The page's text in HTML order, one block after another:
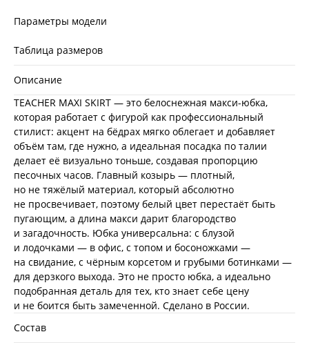
Параметры модели
Таблица размеров
Описание
TEACHER MAXI SKIRT — это белоснежная макси-юбка,
которая работает с фигурой как профессиональный
стилист: акцент на бёдрах мягко облегает и добавляет
объём там, где нужно, а идеальная посадка по талии
делает её визуально тоньше, создавая пропорцию
песочных часов. Главный козырь — плотный,
но не тяжёлый материал, который абсолютно
не просвечивает, поэтому белый цвет перестаёт быть
пугающим, а длина макси дарит благородство
и загадочность. Юбка универсальна: с блузой
и лодочками — в офис, с топом и босоножками —
на свидание, с чёрным корсетом и грубыми ботинками —
для дерзкого выхода. Это не просто юбка, а идеально
подобранная деталь для тех, кто знает себе цену
и не боится быть замеченной. Сделано в России.
Состав